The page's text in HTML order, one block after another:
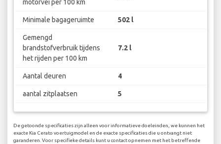
motorvei per 100 km
Minimale bagageruimte 502 l
Gemengd
brandstofverbruik tijdens
het rijden per 100 km
7.2 l
Aantal deuren 4
aantal zitplaatsen 5
De getoonde specificaties zijn alleen voor informatieve doeleinden, we kunnen het
exacte Kia Cerato voertuigmodel en de exacte specificaties die u ontvangt niet
garanderen. Voor specifieke details kunt u contact opnemen met het betreffende